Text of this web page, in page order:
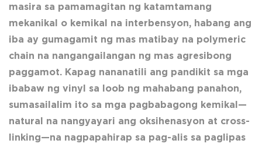
masira sa pamamagitan ng katamtamang
mekanikal o kemikal na interbensyon, habang ang
iba ay gumagamit ng mas matibay na polymeric
chain na nangangailangan ng mas agresibong
paggamot. Kapag nananatili ang pandikit sa mga
ibabaw ng vinyl sa loob ng mahabang panahon,
sumasailalim ito sa mga pagbabagong kemikal—
natural na nangyayari ang oksihenasyon at cross-
linking—na nagpapahirap sa pag-alis sa paglipas